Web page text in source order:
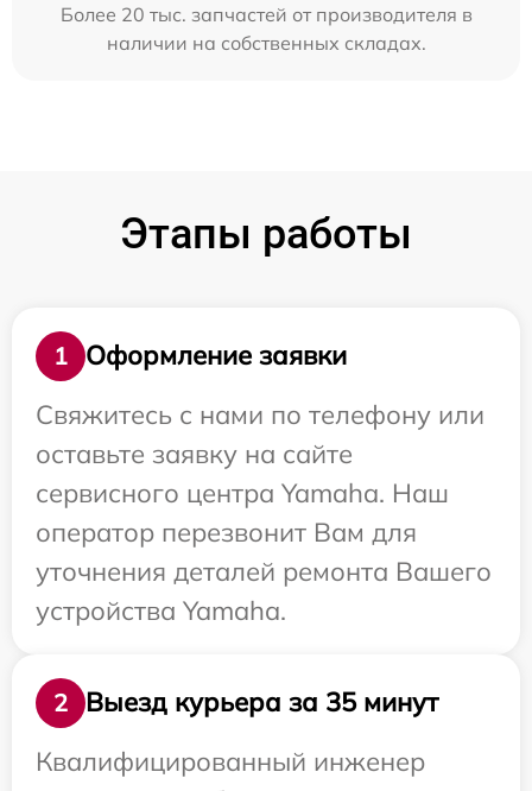
Более 20 тыс. запчастей от производителя в
наличии на собственных складах.
Этапы работы
1
Оформление заявки
Свяжитесь с нами по телефону или
оставьте заявку на сайте
сервисного центра Yamaha. Наш
оператор перезвонит Вам для
уточнения деталей ремонта Вашего
устройства Yamaha.
2
Выезд курьера за 35 минут
Квалифицированный инженер